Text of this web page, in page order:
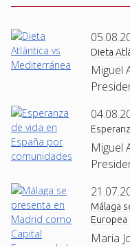
Dieta
Miguel
Miguel
Málaga
Europea
Maria